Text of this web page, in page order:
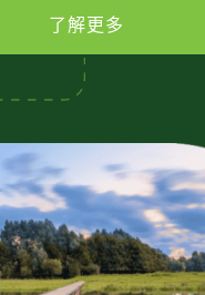
了解更多